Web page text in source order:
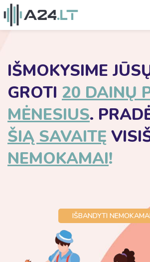
IŠMOKYSIME
GROTI 20 DAINŲ
MĖNESIUS.
ŠIĄ SAVAITĘ
NEMOKAMAI!
IŠBANDYTI NEMOKAMAI